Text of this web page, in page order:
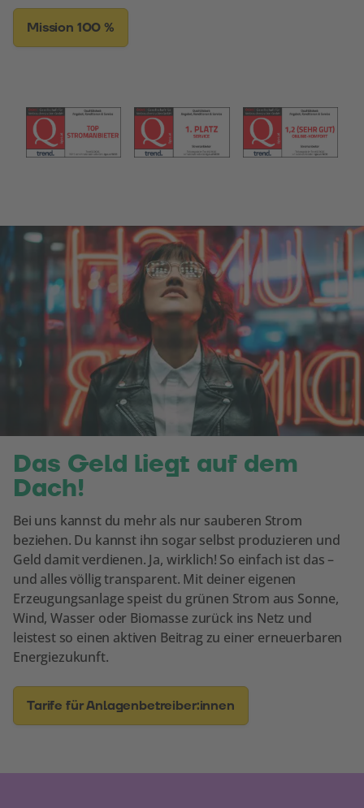
Mission 100 %
Das Geld liegt auf dem
Dach!
Bei uns kannst du mehr als nur sauberen Strom
beziehen. Du kannst ihn sogar selbst produzieren und
Geld damit verdienen. Ja, wirklich! So einfach ist das –
und alles völlig transparent. Mit deiner eigenen
Erzeugungsanlage speist du grünen Strom aus Sonne,
Wind, Wasser oder Biomasse zurück ins Netz und
leistest so einen aktiven Beitrag zu einer erneuerbaren
Energiezukunft.
Tarife für Anlagenbetreiber:innen